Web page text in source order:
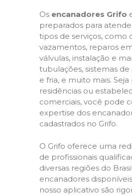
Os encanadores Grifo
preparados para
tipos de serviços, como
vazamentos, reparos
válvulas, instalação e
tubulações, sistemas
e fria, e muito mais. Seja
residências ou
comerciais, você pode
expertise dos
cadastrados no Grifo.
O Grifo oferece uma
de profissionais
diversas regiões do
encanadores
nosso aplicativo são